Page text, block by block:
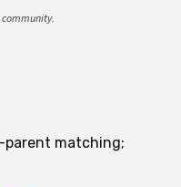
community.
parent matching;